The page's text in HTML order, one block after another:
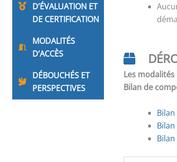
D’ÉVALUATION ET
DE CERTIFICATION
MODALITÉS
D’ACCÈS
DÉBOUCHÉS ET
PERSPECTIVES
Les
Bilan de